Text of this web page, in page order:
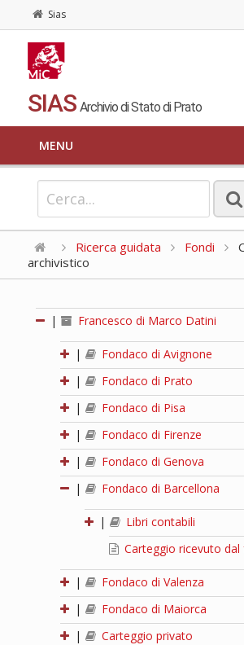
Sias
SIAS Archivio di Stato di Prato
MENU
Ricerca guidata Fondi
archivistico
| Francesco di Marco Datini
|
Fondaco di Avignone
|
Fondaco di Prato
|
Fondaco di Pisa
|
Fondaco di Firenze
|
Fondaco di Genova
|
Fondaco di Barcellona
|
Libri contabili
Carteggio ricevuto dal
|
Fondaco di Valenza
|
Fondaco di Maiorca
|
Carteggio privato